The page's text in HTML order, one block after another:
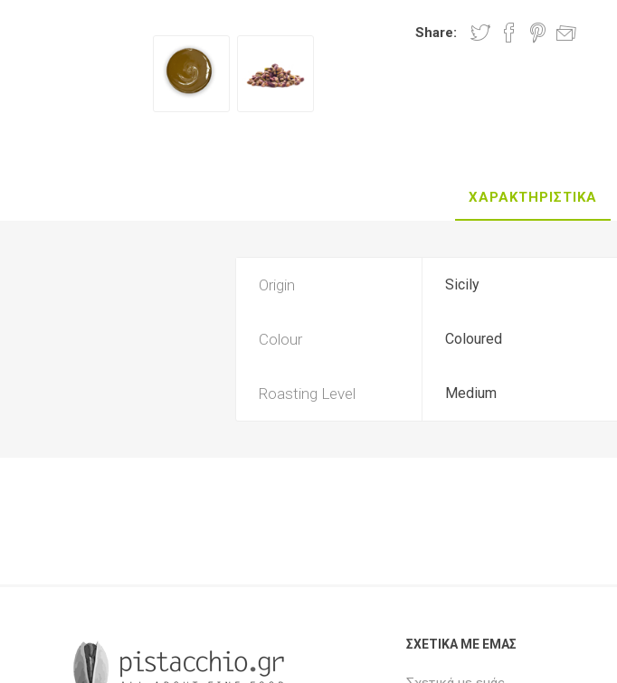
Share:
ΧΑΡΑΚΤΗΡΙΣΤΙΚΑ
Origin Sicily
Colour Coloured
Roasting Level Medium
ΣΧΕΤΙΚΑ ΜΕ ΕΜΑΣ